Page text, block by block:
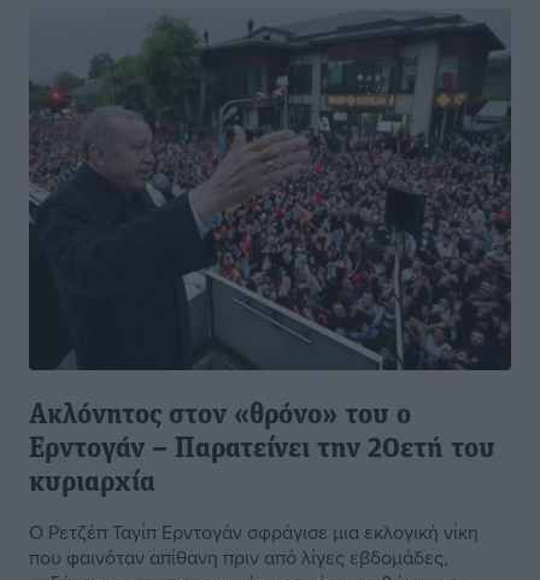
Ακλόνητος στον «θρόνο» του ο
Ερντογάν – Παρατείνει την 20ετή του
κυριαρχία
Ο Ρετζέπ Ταγίπ Ερντογάν σφράγισε μια εκλογική νίκη
που φαινόταν απίθανη πριν από λίγες εβδομάδες,